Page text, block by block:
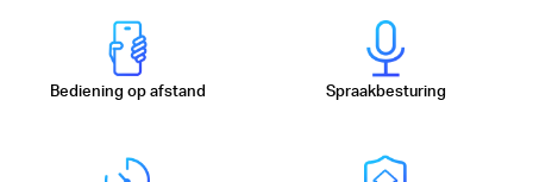
Bediening op afstand Spraakbesturing